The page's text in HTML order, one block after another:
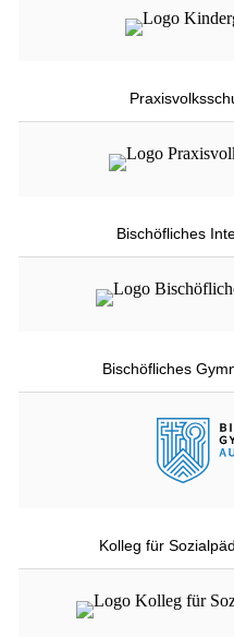
Bischöfliches
Bischöfliches
Kolleg für